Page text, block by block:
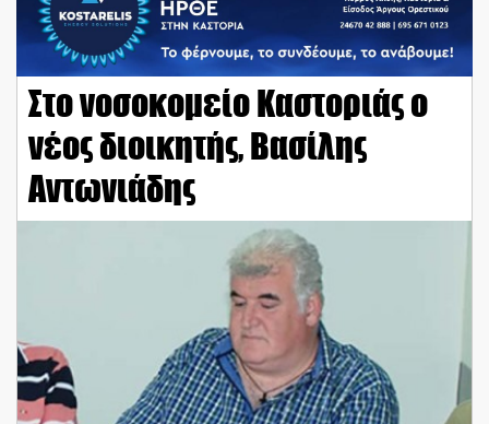
Στο νοσοκομείο Καστοριάς ο
νέος διοικητής, Βασίλης
Αντωνιάδης